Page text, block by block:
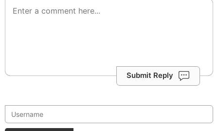
Submit Reply